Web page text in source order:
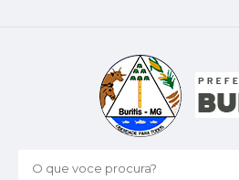
O que voce procura?